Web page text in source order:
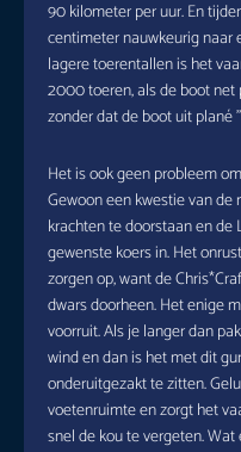
90 kilometer per uur. En
centimeter nauwkeurig naar
lagere toerentallen is het
2000 toeren, als de boot
zonder dat de boot uit plané
Het is ook geen probleem
Gewoon een kwestie van
krachten te doorstaan en
gewenste koers in. Het
zorgen op, want de
dwars doorheen. Het enige
voorruit. Als je langer dan
wind en dan is het met dit
onderuitgezakt te zitten.
voetenruimte en zorgt het
snel de kou te vergeten.